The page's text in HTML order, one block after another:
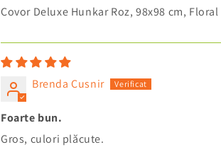
Covor Deluxe Hunkar Roz, 98x98 cm, Floral
Brenda Cusnir
Foarte bun.
Gros, culori plăcute.